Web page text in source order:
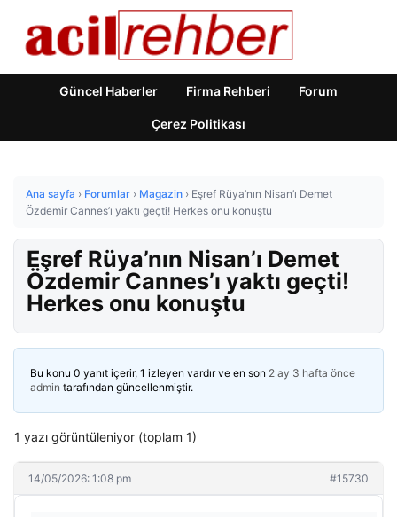
Güncel Haberler Firma Rehberi Forum
Çerez Politikası
Ana sayfa › Forumlar › Magazin › Eşref Rüya’nın Nisan’ı Demet
Özdemir Cannes’ı yaktı geçti! Herkes onu konuştu
Eşref Rüya’nın Nisan’ı Demet
Özdemir Cannes’ı yaktı geçti!
Herkes onu konuştu
Bu konu 0 yanıt içerir, 1 izleyen vardır ve en son 2 ay 3 hafta önce
admin tarafından güncellenmiştir.
1 yazı görüntüleniyor (toplam 1)
14/05/2026: 1:08 pm #15730